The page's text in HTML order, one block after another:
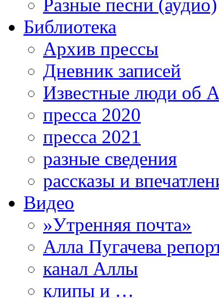
Разные песни (аудио)
Библиотека
Архив прессы
Дневник записей
Известные люди об
пресса 2020
пресса 2021
разные сведения
рассказы и
Видео
»Утренняя почта»
Алла Пугачева
канал Аллы
клипы и …